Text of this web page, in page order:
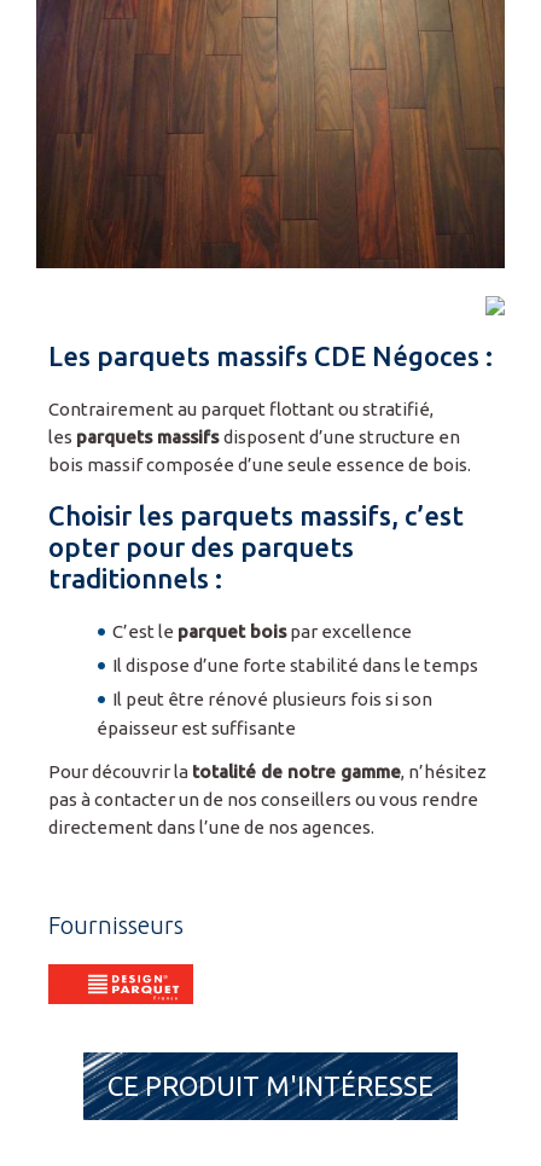
Espace pro
Les parquets massifs CDE Négoces :
Contrairement au parquet flottant ou stratifié,
les parquets massifsdisposent d’une structure en
bois massif composée d’une seule essence de bois.
Choisir les parquets massifs, c’est
opter pour des parquets
traditionnels :
C’est le parquet boispar excellence
Il dispose d’une forte stabilité dans le temps
Il peut être rénové plusieurs fois si son
épaisseur est suffisante
Pour découvrir la totalité de notre gamme, n’hésitez
pas à contacter un de nos conseillers ou vous rendre
directement dans l’une de nos agences.
Fournisseurs
CE PRODUIT M'INTÉRESSE